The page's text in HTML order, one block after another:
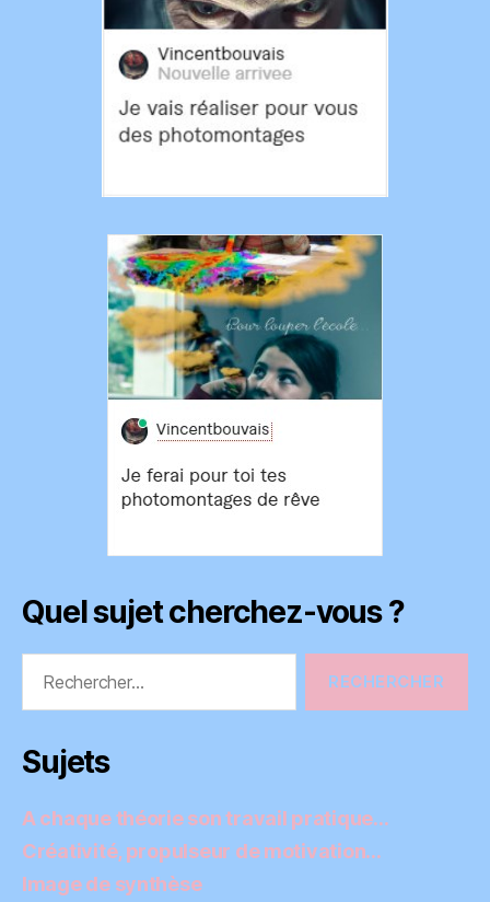
Quel sujet cherchez-vous ?
Sujets
A chaque théorie son travail pratique…
Créativité, propulseur de motivation…
Image de synthèse